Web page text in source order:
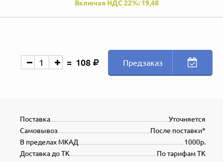
Включая НДС 22%: 19,48
108 Предзаказ
Уточняется
Поставка
После поставки*
Самовывоз
1000р.
В пределах МКАД
По тарифам ТК
Доставка до ТК